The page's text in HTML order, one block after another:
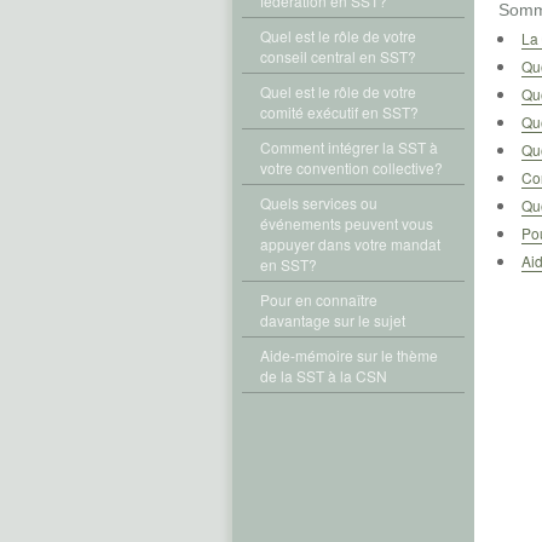
Quel est le rôle de votre
conseil central en SST?
Quel est le rôle de votre
comité exécutif en SST?
Comment intégrer la SST à
votre convention collective?
Quels services ou
événements peuvent vous
appuyer dans votre mandat
en SST?
Pour en connaître
davantage sur le sujet
Aide-mémoire sur le thème
de la SST à la CSN